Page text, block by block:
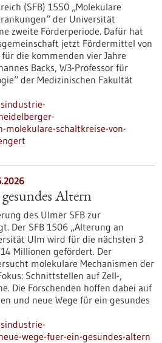
(SFB) 1550 „Molekulare
der Universität
zweite Förderperiode. Dafür hat
jetzt Fördermittel von
die kommenden vier Jahre
Backs, W3-Professor für
der Medizinischen Fakultät
molekulare-schaltkreise-von-
Altern
des Ulmer SFB zur
Der SFB 1506 „Alterung an
Ulm wird für die nächsten 3
Millionen gefördert. Der
molekulare Mechanismen der
Schnittstellen auf Zell-,
Die Forschenden hoffen dabei auf
und neue Wege für ein gesundes
wege-fuer-ein-gesundes-altern